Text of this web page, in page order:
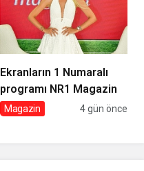
Ekranların 1 Numaralı
programı NR1 Magazin
Magazin 4 gün önce